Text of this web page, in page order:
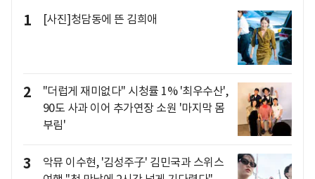
1 [사진]청담동에 뜬 김희애
2
"더럽게 재미없다" 시청률 1% '최우수산',
90도 사과 이어 추가연장 소원 '마지막 몸
부림'
3
악뮤 이수현, '김성주子' 김민국과 스위스